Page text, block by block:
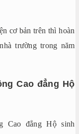
cơ bản trên thì hoàn
trường trong năm
Cao đẳng Hộ
Cao đẳng Hộ sinh